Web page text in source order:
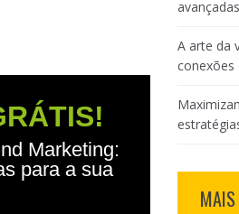
Marketing:
para a sua
avançadas
A arte da
conexões